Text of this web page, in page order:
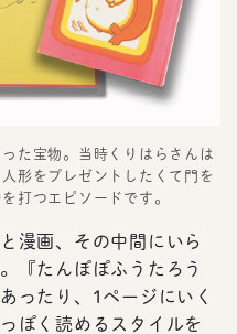
た宝物。当時くりはらさんは
形をプレゼントしたくて門を
打つエピソードです。
漫画、その中間にいら
『たんぽぽふうたろう
ったり、1ページにいく
ぽく読めるスタイルを